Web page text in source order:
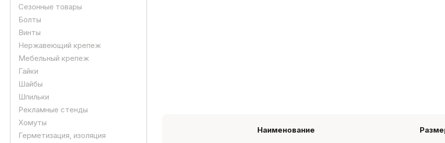
Сезонные товары
Болты
Винты
Нержавеющий крепеж
Мебельный крепеж
Гайки
Шайбы
Шпильки
Рекламные стенды
Хомуты
Герметизация, изоляция
Наименование